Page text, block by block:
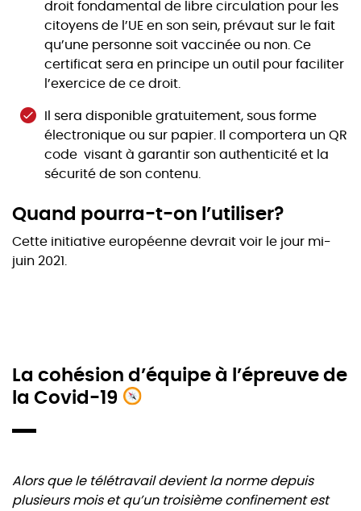
droit fondamental de libre circulation pour les
citoyens de l’UE en son sein, prévaut sur le fait
qu’une personne soit vaccinée ou non. Ce
certificat sera en principe un outil pour faciliter
l’exercice de ce droit.
Il sera disponible gratuitement, sous forme
électronique ou sur papier. Il comportera un QR
code visant à garantir son authenticité et la
sécurité de son contenu.
Quand pourra-t-on l’utiliser?
Cette initiative européenne devrait voir le jour mi-
juin 2021.
La cohésion d’équipe à l’épreuve de
la Covid-19
Alors que le télétravail devient la norme depuis
plusieurs mois et qu’un troisième confinement est